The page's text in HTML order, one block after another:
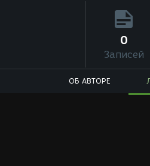
0
Записей
ОБ АВТОРЕ